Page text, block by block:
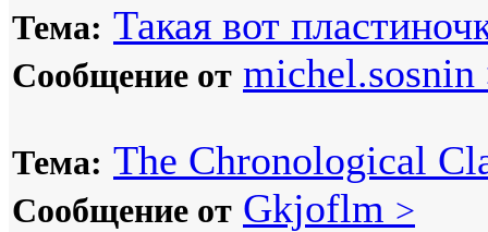
Тема: Такая вот
Сообщение от michel.sosnin
Тема: The Chronological
Сообщение от Gkjoflm >